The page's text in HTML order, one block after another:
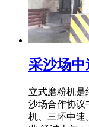
采沙场
立式磨粉机是
沙场合作协议
机、三环中速